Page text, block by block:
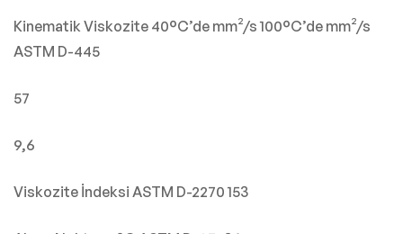
Kinematik Viskozite 40°C’de mm²/s 100°C’de mm²/s
ASTM D-445
57
9,6
Viskozite İndeksi ASTM D-2270 153